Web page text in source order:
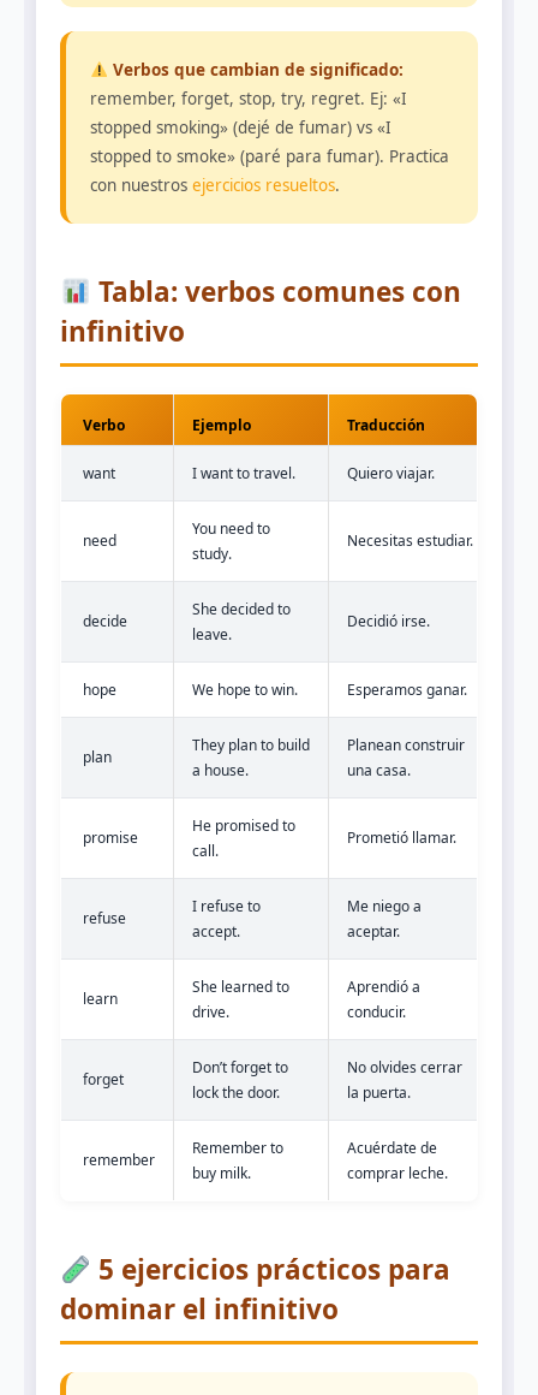
Verbos que cambian de significado:
remember, forget, stop, try, regret. Ej: «I
stopped smoking» (dejé de fumar) vs «I
stopped to smoke» (paré para fumar). Practica
con nuestros ejercicios resueltos.
Tabla: verbos comunes con
infinitivo
Verbo Ejemplo Traducción
want I want to travel. Quiero viajar.
need
You need to
study.
Necesitas estudiar.
decide
She decided to
leave.
Decidió irse.
hope We hope to win. Esperamos ganar.
plan
They plan to build
a house.
Planean construir
una casa.
promise
He promised to
call.
Prometió llamar.
refuse
I refuse to
accept.
Me niego a
aceptar.
learn
She learned to
drive.
Aprendió a
conducir.
forget
Don’t forget to
lock the door.
No olvides cerrar
la puerta.
remember
Remember to
buy milk.
Acuérdate de
comprar leche.
5 ejercicios prácticos para
dominar el infinitivo